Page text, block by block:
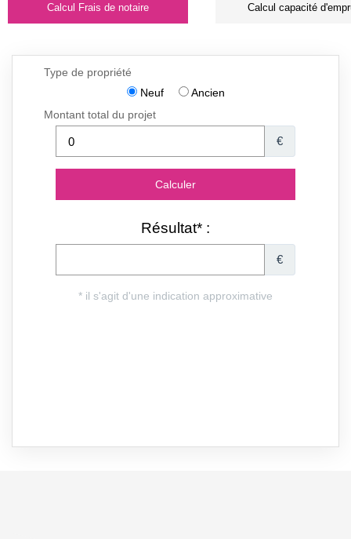
Calcul Frais de notaire Calcul capacité